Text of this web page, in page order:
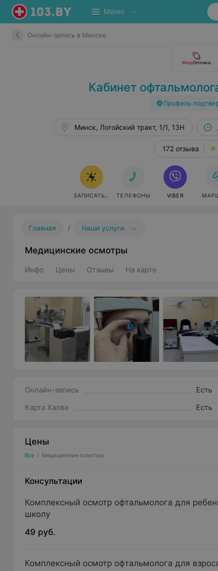
Меню
Онлайн-запись в Минске
Кабинет
Профиль
Минск, Логойский тракт, 1/1, 13H
172 отзыва
ЗАПИСАТЬСЯ ТЕЛЕФОНЫ VIBER
Главная / Наши услуги
Медицинские осмотры
Инфо Цены Отзывы На карте
Онлайн-запись
Есть
Карта Халва
Есть
Цены
Все / Медицинские осмотры
Консультации
Комплексный осмотр офтальмолога для
школу
49 руб.
Комплексный осмотр офтальмолога для